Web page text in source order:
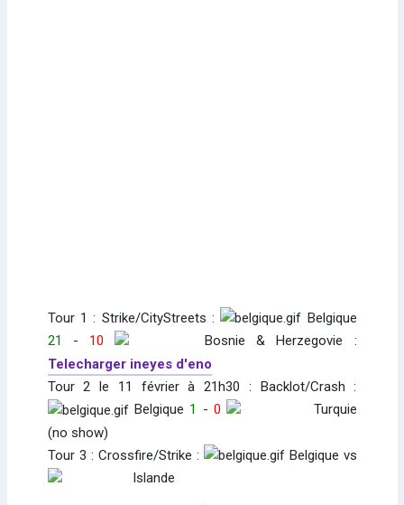
Tour 1 : Strike/CityStreets :
Belgique
21
- 10
Bosnie & Herzegovie :
Telecharger ineyes d'eno
Tour 2 le 11 février à 21h30 : Backlot/Crash :
Belgique 1 - 0
Turquie
(no show)
Tour 3 : Crossfire/Strike :
Belgique vs
Islande